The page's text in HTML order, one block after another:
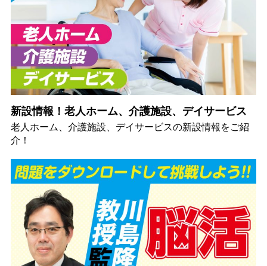
新設情報！老人ホーム、介護施設、デイサービス
老人ホーム、介護施設、デイサービスの新設情報をご紹
介！